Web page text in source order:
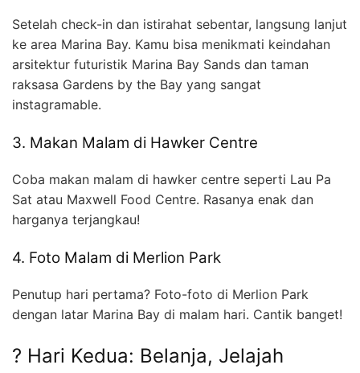
Setelah check-in dan istirahat sebentar, langsung lanjut
ke area Marina Bay. Kamu bisa menikmati keindahan
arsitektur futuristik Marina Bay Sands dan taman
raksasa Gardens by the Bay yang sangat
instagramable.
3. Makan Malam di Hawker Centre
Coba makan malam di hawker centre seperti Lau Pa
Sat atau Maxwell Food Centre. Rasanya enak dan
harganya terjangkau!
4. Foto Malam di Merlion Park
Penutup hari pertama? Foto-foto di Merlion Park
dengan latar Marina Bay di malam hari. Cantik banget!
?️ Hari Kedua: Belanja, Jelajah